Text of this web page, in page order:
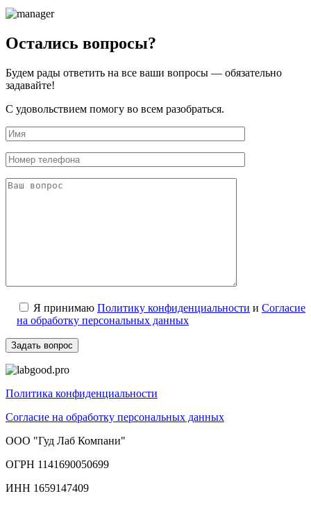
Остались вопросы?
Будем рады ответить на все ваши вопросы — обязательно
задавайте!
С удовольствием помогу во всем разобраться.
Я принимаю Политику конфиденциальности и Согласие
на обработку персональных данных
Политика конфиденциальности
Согласие на обработку персональных данных
ООО "Гуд Лаб Компани"
ОГРН 1141690050699
ИНН 1659147409